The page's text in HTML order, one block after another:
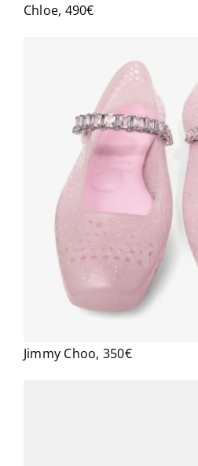
Chloe, 490€
Jimmy Choo, 350€